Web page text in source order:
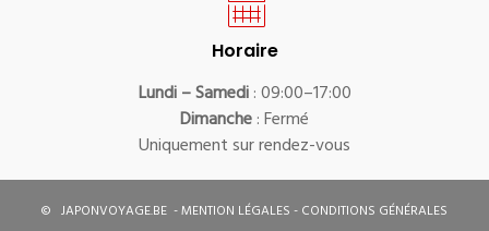
Horaire
Lundi – Samedi: 09:00–17:00
Dimanche: Fermé
Uniquement sur rendez-vous
© JAPONVOYAGE.BE -MENTION LÉGALES-CONDITIONS GÉNÉRALES